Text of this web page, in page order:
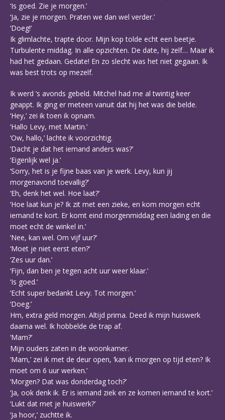
‘Is goed. Zie je morgen.’
‘Ja, zie je morgen. Praten we dan wel verder.’
‘Doeg!’
Ik glimlachte, trapte door. Mijn kop tolde echt een beetje.
Turbulente middag. In alle opzichten. De date, hij zelf… Maar ik
had het gedaan. Gedate! En zo slecht was het niet gegaan. Ik
was best trots op mezelf.
Ik werd ’s avonds gebeld. Mitchel had me al twintig keer
geappt. Ik ging er meteen vanuit dat hij het was die belde.
‘Hey,’ zei ik toen ik opnam.
‘Hallo Levy, met Martin.’
‘Ow, hallo,’ lachte ik voorzichtig.
‘Dacht je dat het iemand anders was?’
‘Eigenlijk wel ja.’
‘Sorry, het is je fijne baas van je werk. Levy, kun jij
morgenavond toevallig?’
‘Eh, denk het wel. Hoe laat?’
‘Hoe laat kun je? Ik zit met een zieke, en kom morgen echt
iemand te kort. Er komt eind morgenmiddag een lading en die
moet echt de winkel in.’
‘Nee, kan wel. Om vijf uur?’
‘Moet je niet eerst eten?’
‘Zes uur dan.’
‘Fijn, dan ben je tegen acht uur weer klaar.’
‘Is goed.’
‘Echt super bedankt Levy. Tot morgen.’
‘Doeg.’
Hm, extra geld morgen. Altijd prima. Deed ik mijn huiswerk
daarna wel. Ik hobbelde de trap af.
‘Mam?’
Mijn ouders zaten in de woonkamer.
‘Mam,’ zei ik met de deur open, ‘kan ik morgen op tijd eten? Ik
moet om 6 uur werken.’
‘Morgen? Dat was donderdag toch?’
‘Ja, ook denk ik. Er is iemand ziek en ze komen iemand te kort.’
‘Lukt dat met je huiswerk?’
‘Ja hoor,’ zuchtte ik.